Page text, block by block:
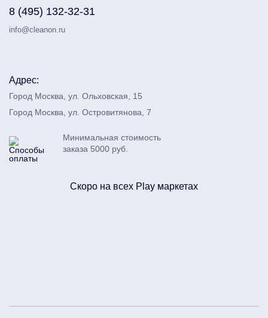
8 (495) 132-32-31
info@cleanon.ru
Адрес:
Город Москва, ул. Ольховская, 15
Город Москва, ул. Островитянова, 7
Минимальная стоимость
заказа 5000 руб.
Скоро на всех Play маркетах